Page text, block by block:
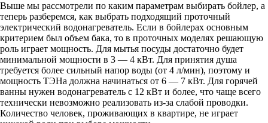
Выше мы рассмотрели по каким параметрам выбирать бойлер, а
теперь разберемся, как выбрать подходящий проточный
электрический водонагреватель. Если в бойлерах основным
критерием был объем бака, то в проточных моделях решающую
роль играет мощность. Для мытья посуды достаточно будет
минимальной мощности в 3 — 4 кВт. Для принятия душа
требуется более сильный напор воды (от 4 л/мин), поэтому и
мощность ТЭНа должна начинаться от 6 — 7 кВт. Для горячей
ванны нужен водонагреватель с 12 кВт и более, что чаще всего
технически невозможно реализовать из-за слабой проводки.
Количество человек, проживающих в квартире, не играет